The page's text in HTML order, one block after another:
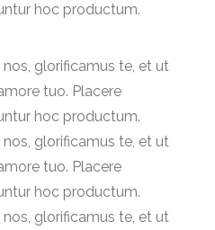
hoc productum.
glorificamus te, et ut
tuo. Placere
hoc productum.
glorificamus te, et ut
tuo. Placere
hoc productum.
glorificamus te, et ut